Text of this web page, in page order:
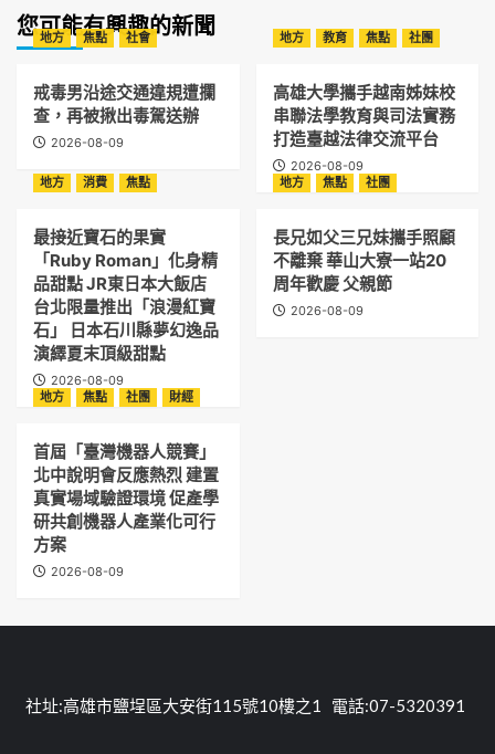
您可能有興趣的新聞
地方 焦點 社會
戒毒男沿途交通違規遭攔
查，再被揪出毒駕送辦
2026-08-09
地方 教育 焦點 社團
高雄大學攜手越南姊妹校
串聯法學教育與司法實務
打造臺越法律交流平台
2026-08-09
地方
消費 焦點
最接近寶石的果實
「Ruby Roman」化身精
品甜點 JR東日本大飯店
台北限量推出「浪漫紅寶
石」 日本石川縣夢幻逸品
演繹夏末頂級甜點
2026-08-09
地方 焦點 社團
長兄如父三兄妹攜手照顧
不離棄 華山大寮一站20
周年歡慶 父親節
2026-08-09
地方 焦點 社團 財經
首屆「臺灣機器人競賽」
北中說明會反應熱烈 建置
真實場域驗證環境 促產學
研共創機器人產業化可行
方案
2026-08-09
社址:高雄市鹽埕區大安街115號10樓之1 電話:07-5320391